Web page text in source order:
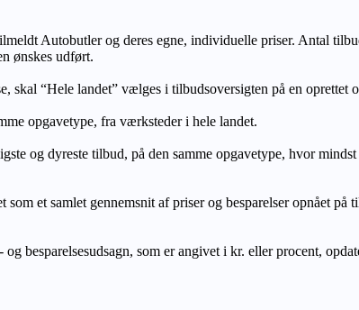
Autobutler og deres egne, individuelle priser. Antal
ønskes udført.
skal “Hele landet” vælges i tilbudsoversigten på en oprettet
opgavetype, fra værksteder i hele landet.
og dyreste tilbud, på den samme opgavetype, hvor
et samlet gennemsnit af priser og besparelser opnået på
besparelsesudsagn, som er angivet i kr. eller procent,